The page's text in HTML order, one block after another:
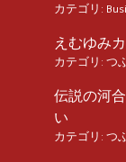
カテゴリ:
えむゆみ
カテゴリ: つ
伝説の河
い
カテゴリ: つ